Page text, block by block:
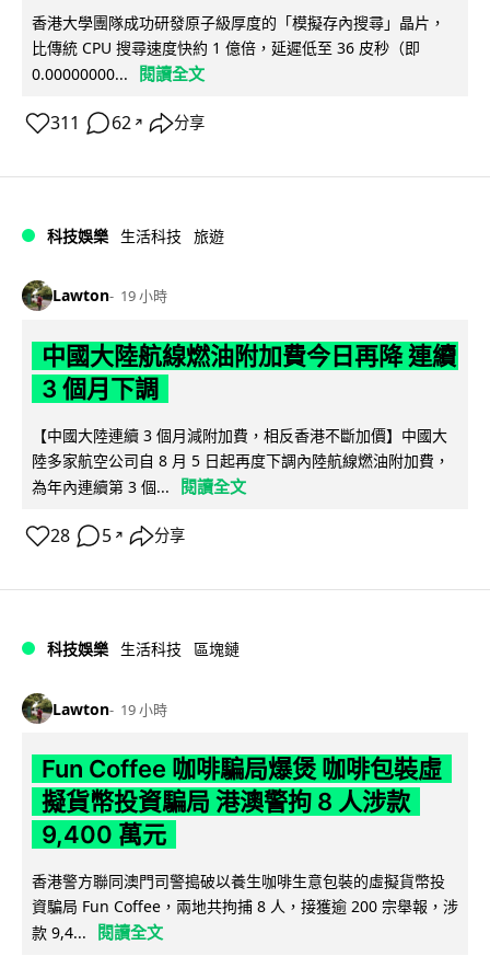
香港大學團隊成功研發原子級厚度的「模擬存內搜尋」晶片，
比傳統 CPU 搜尋速度快約 1 億倍，延遲低至 36 皮秒（即
0.00000000...
閱讀全文
311 62 ↗ 分享
科技娛樂 生活科技 旅遊
Lawton 19 小時
中國大陸航線燃油附加費今日再降 連續
3 個月下調
【中國大陸連續 3 個月減附加費，相反香港不斷加價】中國大
陸多家航空公司自 8 月 5 日起再度下調內陸航線燃油附加費，
為年內連續第 3 個...
閱讀全文
28 5 ↗ 分享
科技娛樂 生活科技 區塊鏈
Lawton 19 小時
Fun Coffee 咖啡騙局爆煲 咖啡包裝虛
擬貨幣投資騙局 港澳警拘 8 人涉款
9,400 萬元
香港警方聯同澳門司警搗破以養生咖啡生意包裝的虛擬貨幣投
資騙局 Fun Coffee，兩地共拘捕 8 人，接獲逾 200 宗舉報，涉
款 9,4...
閱讀全文